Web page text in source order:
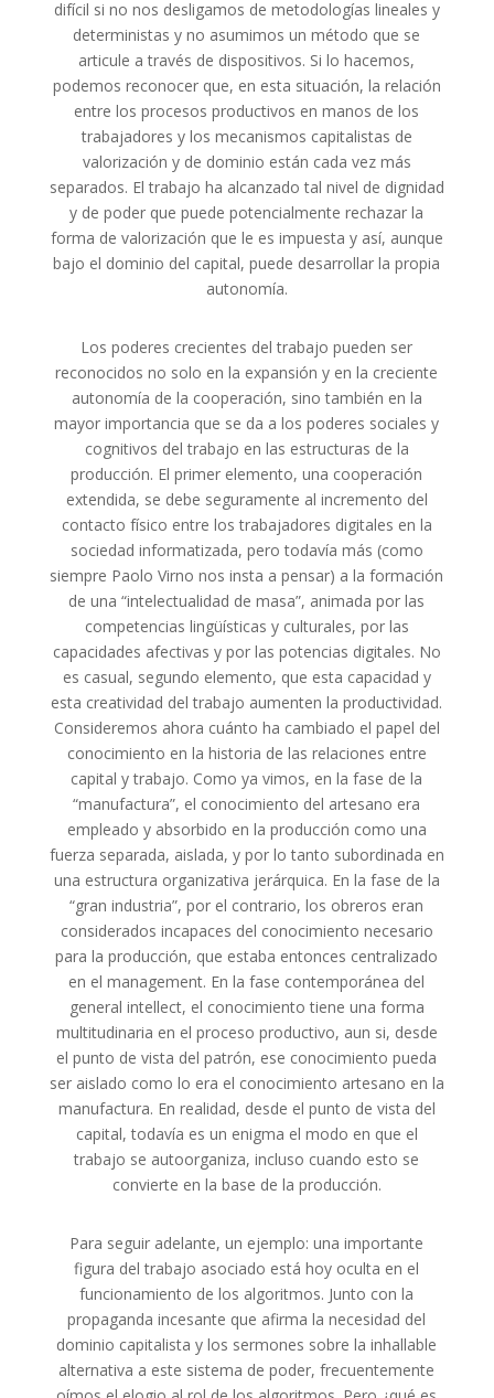
difícil si no nos desligamos de metodologías lineales y
deterministas y no asumimos un método que se
articule a través de dispositivos. Si lo hacemos,
podemos reconocer que, en esta situación, la relación
entre los procesos productivos en manos de los
trabajadores y los mecanismos capitalistas de
valorización y de dominio están cada vez más
separados. El trabajo ha alcanzado tal nivel de dignidad
y de poder que puede potencialmente rechazar la
forma de valorización que le es impuesta y así, aunque
bajo el dominio del capital, puede desarrollar la propia
autonomía.
Los poderes crecientes del trabajo pueden ser
reconocidos no solo en la expansión y en la creciente
autonomía de la cooperación, sino también en la
mayor importancia que se da a los poderes sociales y
cognitivos del trabajo en las estructuras de la
producción. El primer elemento, una cooperación
extendida, se debe seguramente al incremento del
contacto físico entre los trabajadores digitales en la
sociedad informatizada, pero todavía más (como
siempre Paolo Virno nos insta a pensar) a la formación
de una “intelectualidad de masa”, animada por las
competencias lingüísticas y culturales, por las
capacidades afectivas y por las potencias digitales. No
es casual, segundo elemento, que esta capacidad y
esta creatividad del trabajo aumenten la productividad.
Consideremos ahora cuánto ha cambiado el papel del
conocimiento en la historia de las relaciones entre
capital y trabajo. Como ya vimos, en la fase de la
“manufactura”, el conocimiento del artesano era
empleado y absorbido en la producción como una
fuerza separada, aislada, y por lo tanto subordinada en
una estructura organizativa jerárquica. En la fase de la
“gran industria”, por el contrario, los obreros eran
considerados incapaces del conocimiento necesario
para la producción, que estaba entonces centralizado
en el management. En la fase contemporánea del
general intellect, el conocimiento tiene una forma
multitudinaria en el proceso productivo, aun si, desde
el punto de vista del patrón, ese conocimiento pueda
ser aislado como lo era el conocimiento artesano en la
manufactura. En realidad, desde el punto de vista del
capital, todavía es un enigma el modo en que el
trabajo se autoorganiza, incluso cuando esto se
convierte en la base de la producción.
Para seguir adelante, un ejemplo: una importante
figura del trabajo asociado está hoy oculta en el
funcionamiento de los algoritmos. Junto con la
propaganda incesante que afirma la necesidad del
dominio capitalista y los sermones sobre la inhallable
alternativa a este sistema de poder, frecuentemente